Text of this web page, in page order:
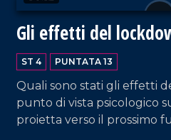
Catanzaro.
Gli effetti del
ST 4 PUNTATA 13
Quali sono stati gli effetti
punto di vista psicologico
proietta verso il prossimo
VAI AL TITOLO